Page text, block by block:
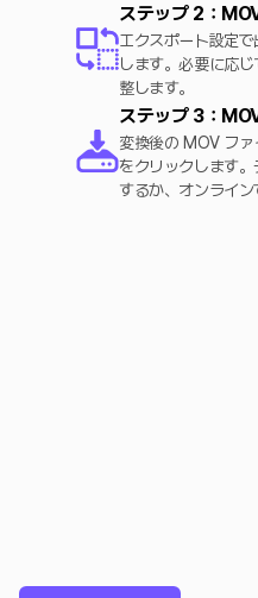
ステップ 2：
エクスポート設定
します。必要に応
整します。
ステップ 3：
変換後の MOV フ
をクリックします
するか、オンライン